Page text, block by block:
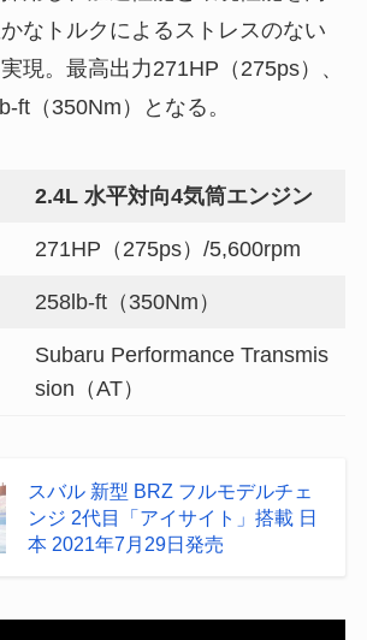
なトルクによるストレスのない
現。最高出力271HP（275ps）、
ft（350Nm）となる。
2.4L 水平対向4気筒エンジン
271HP（275ps）/5,600rpm
258lb-ft（350Nm）
Subaru Performance Transmis
sion（AT）
スバル 新型 BRZ フルモデルチェ
ンジ 2代目「アイサイト」搭載 日
本 2021年7月29日発売